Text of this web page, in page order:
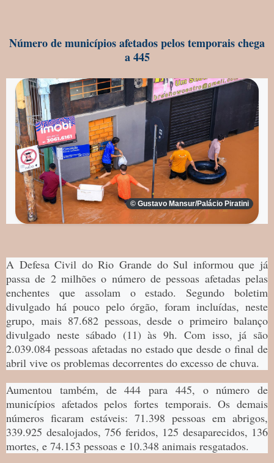
Número de municípios afetados pelos temporais chega
a 445
© Gustavo Mansur/Palácio Piratini
A Defesa Civil do Rio Grande do Sul informou que já
passa de 2 milhões o número de pessoas afetadas pelas
enchentes que assolam o estado. Segundo boletim
divulgado há pouco pelo órgão, foram incluídas, neste
grupo, mais 87.682‬ pessoas, desde o primeiro balanço
divulgado neste sábado (11) às 9h. Com isso, já são
2.039.084 pessoas afetadas no estado que desde o final de
abril vive os problemas decorrentes do excesso de chuva.
Aumentou também, de 444 para 445, o número de
municípios afetados pelos fortes temporais. Os demais
números ficaram estáveis: 71.398 pessoas em abrigos,
339.925 desalojados, 756 feridos, 125 desaparecidos, 136
mortes, e 74.153 pessoas e 10.348 animais resgatados.